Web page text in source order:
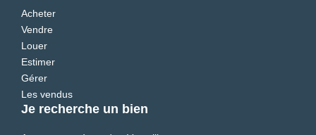
Acheter
Vendre
Louer
Estimer
Gérer
Les vendus
Je recherche un bien